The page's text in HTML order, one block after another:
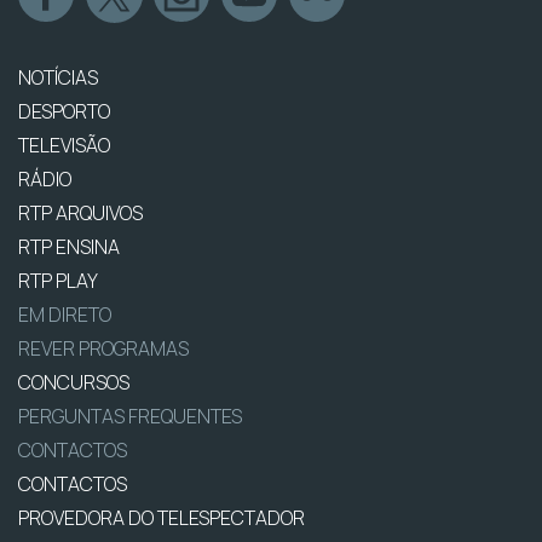
NOTÍCIAS
DESPORTO
TELEVISÃO
RÁDIO
RTP ARQUIVOS
RTP ENSINA
RTP PLAY
EM DIRETO
REVER PROGRAMAS
CONCURSOS
PERGUNTAS FREQUENTES
CONTACTOS
CONTACTOS
PROVEDORA DO TELESPECTADOR